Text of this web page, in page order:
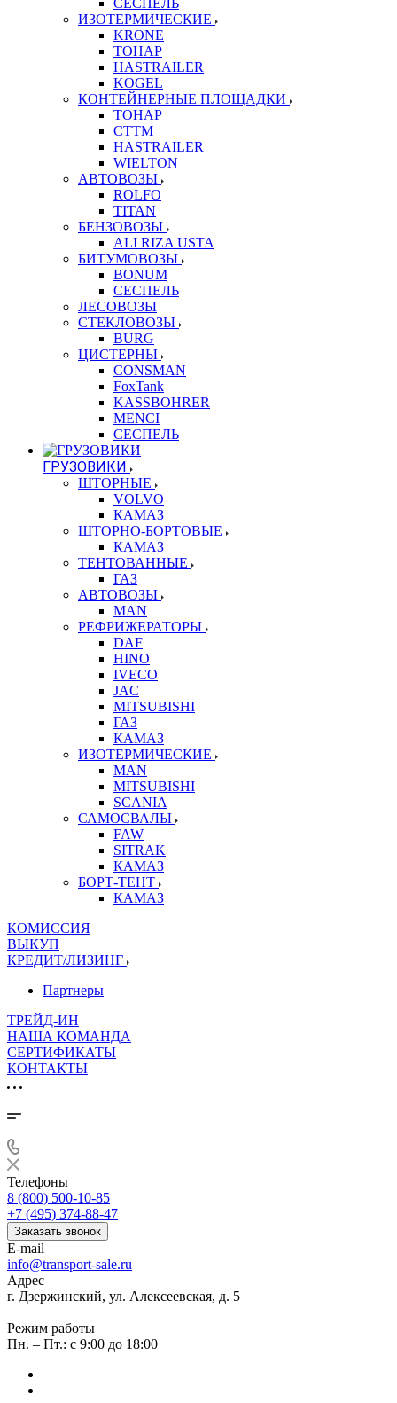
СЕСПЕЛЬ
ИЗОТЕРМИЧЕСКИЕ
KRONE
ТОНАР
HASTRAILER
KOGEL
КОНТЕЙНЕРНЫЕ ПЛОЩАДКИ
ТОНАР
CTTM
HASTRAILER
WIELTON
АВТОВОЗЫ
ROLFO
TITAN
БЕНЗОВОЗЫ
ALI RIZA USTA
БИТУМОВОЗЫ
BONUM
СЕСПЕЛЬ
ЛЕСОВОЗЫ
СТЕКЛОВОЗЫ
BURG
ЦИСТЕРНЫ
CONSMAN
FoxTank
KASSBOHRER
MENCI
СЕСПЕЛЬ
ГРУЗОВИКИ
ШТОРНЫЕ
VOLVO
КАМАЗ
ШТОРНО-БОРТОВЫЕ
КАМАЗ
ТЕНТОВАННЫЕ
ГАЗ
АВТОВОЗЫ
MAN
РЕФРИЖЕРАТОРЫ
DAF
HINO
IVECO
JAC
MITSUBISHI
ГАЗ
КАМАЗ
ИЗОТЕРМИЧЕСКИЕ
MAN
MITSUBISHI
SCANIA
САМОСВАЛЫ
FAW
SITRAK
КАМАЗ
БОРТ-ТЕНТ
КАМАЗ
КОМИССИЯ
ВЫКУП
КРЕДИТ/ЛИЗИНГ
Партнеры
ТРЕЙД-ИН
НАША КОМАНДА
СЕРТИФИКАТЫ
КОНТАКТЫ
Телефоны
8 (800) 500-10-85
+7 (495) 374-88-47
Заказать звонок
E-mail
info@transport-sale.ru
Адрес
г. Дзержинский, ул. Алексеевская, д. 5
Режим работы
Пн. – Пт.: с 9:00 до 18:00